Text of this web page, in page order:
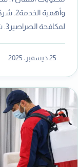
لمكافحة الصراصير3. شركة…
25 ديسمبر، 2025